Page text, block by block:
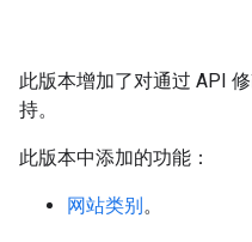
此版本增加了对通过 API
持。
此版本中添加的功能：
网站类别。